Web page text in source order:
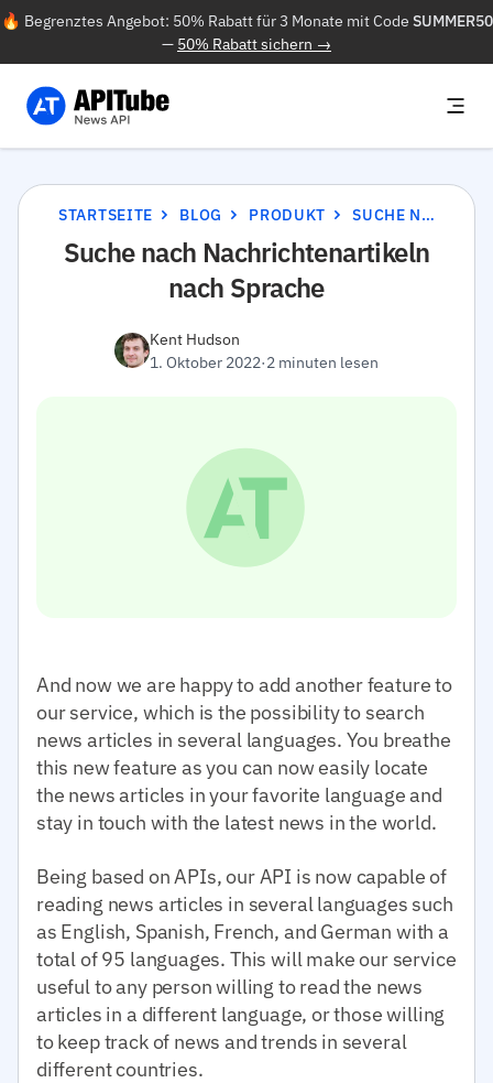
🔥 Begrenztes Angebot: 50% Rabatt für 3 Monate mit Code SUMMER50
— 50% Rabatt sichern →
STARTSEITE BLOG PRODUKT SUCHE NACH NACHRICHTENARTIKELN NACH SPRACHE
Suche nach Nachrichtenartikeln
nach Sprache
Kent Hudson
1. Oktober 2022·2 minuten lesen
And now we are happy to add another feature to
our service, which is the possibility to search
news articles in several languages. You breathe
this new feature as you can now easily locate
the news articles in your favorite language and
stay in touch with the latest news in the world.
Being based on APIs, our API is now capable of
reading news articles in several languages such
as English, Spanish, French, and German with a
total of 95 languages. This will make our service
useful to any person willing to read the news
articles in a different language, or those willing
to keep track of news and trends in several
different countries.